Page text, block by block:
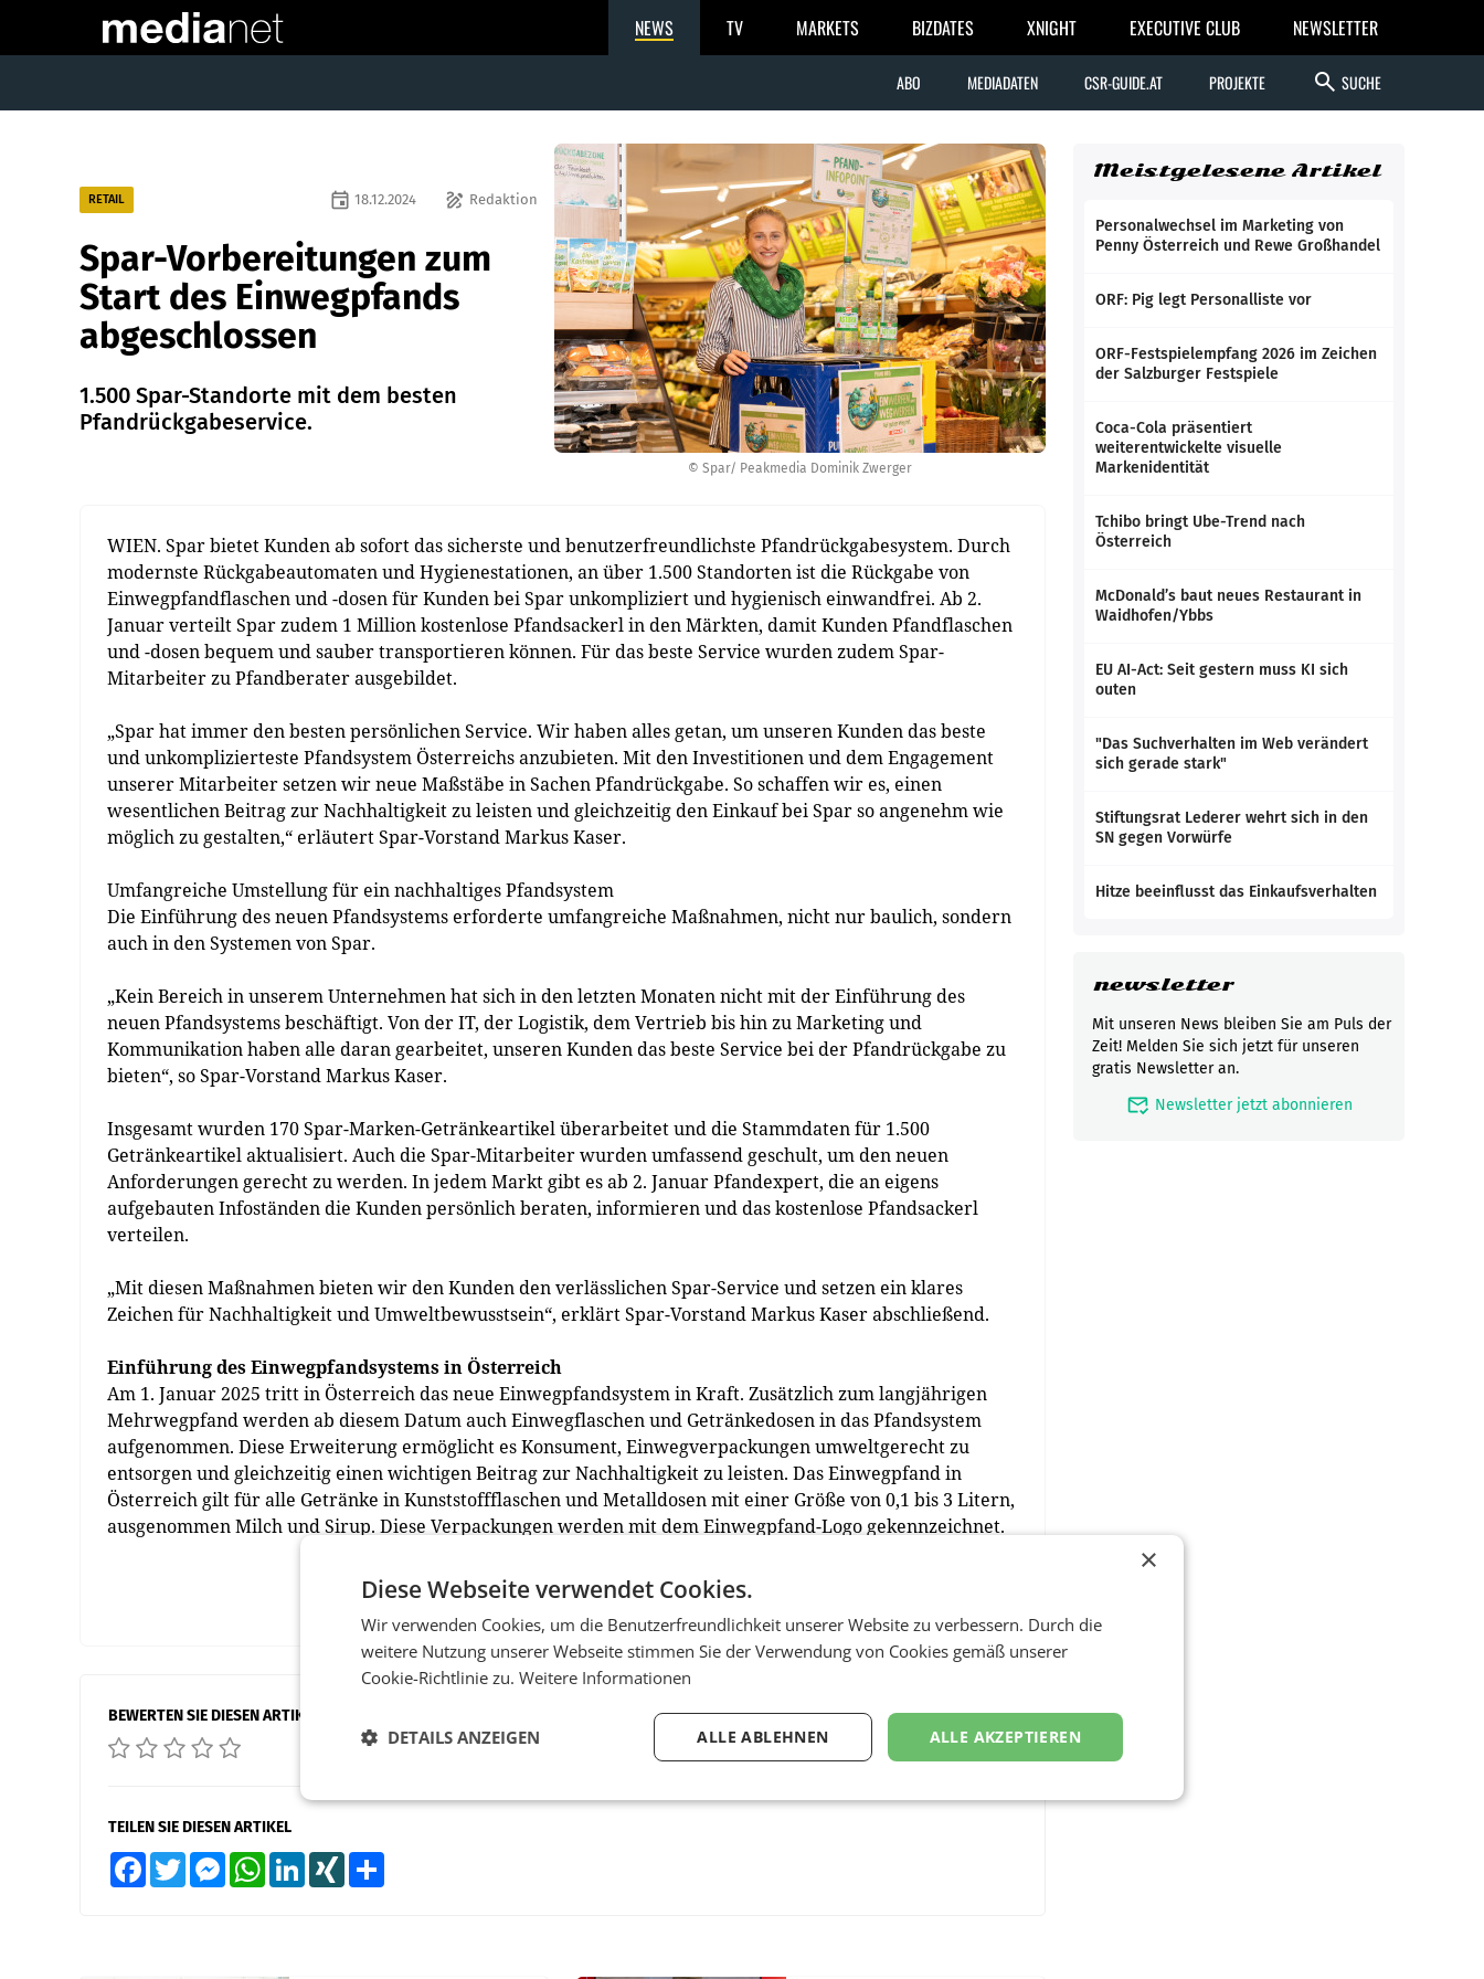
NEWS TV MARKETS BIZDATES XNIGHT EXECUTIVE CLUB NEWSLETTER
ABO MEDIADATEN CSR-GUIDE.AT PROJEKTE search SUCHE
© Spar/ Peakmedia Dominik Zwerger
RETAIL draw Redaktion
event 18.12.2024
Spar-Vorbereitungen zum
Start des Einwegpfands
abgeschlossen
1.500 Spar-Standorte mit dem besten
Pfandrückgabeservice.
WIEN. Spar bietet Kunden ab sofort das sicherste und benutzerfreundlichste Pfandrückgabesystem. Durch
modernste Rückgabeautomaten und Hygienestationen, an über 1.500 Standorten ist die Rückgabe von
Einwegpfandflaschen und -dosen für Kunden bei Spar unkompliziert und hygienisch einwandfrei. Ab 2.
Januar verteilt Spar zudem 1 Million kostenlose Pfandsackerl in den Märkten, damit Kunden Pfandflaschen
und -dosen bequem und sauber transportieren können. Für das beste Service wurden zudem Spar-
Mitarbeiter zu Pfandberater ausgebildet.
„Spar hat immer den besten persönlichen Service. Wir haben alles getan, um unseren Kunden das beste
und unkomplizierteste Pfandsystem Österreichs anzubieten. Mit den Investitionen und dem Engagement
unserer Mitarbeiter setzen wir neue Maßstäbe in Sachen Pfandrückgabe. So schaffen wir es, einen
wesentlichen Beitrag zur Nachhaltigkeit zu leisten und gleichzeitig den Einkauf bei Spar so angenehm wie
möglich zu gestalten,“ erläutert Spar-Vorstand Markus Kaser.
Umfangreiche Umstellung für ein nachhaltiges Pfandsystem
Die Einführung des neuen Pfandsystems erforderte umfangreiche Maßnahmen, nicht nur baulich, sondern
auch in den Systemen von Spar.
„Kein Bereich in unserem Unternehmen hat sich in den letzten Monaten nicht mit der Einführung des
neuen Pfandsystems beschäftigt. Von der IT, der Logistik, dem Vertrieb bis hin zu Marketing und
Kommunikation haben alle daran gearbeitet, unseren Kunden das beste Service bei der Pfandrückgabe zu
bieten“, so Spar-Vorstand Markus Kaser.
Insgesamt wurden 170 Spar-Marken-Getränkeartikel überarbeitet und die Stammdaten für 1.500
Getränkeartikel aktualisiert. Auch die Spar-Mitarbeiter wurden umfassend geschult, um den neuen
Anforderungen gerecht zu werden. In jedem Markt gibt es ab 2. Januar Pfandexpert, die an eigens
aufgebauten Infoständen die Kunden persönlich beraten, informieren und das kostenlose Pfandsackerl
verteilen.
„Mit diesen Maßnahmen bieten wir den Kunden den verlässlichen Spar-Service und setzen ein klares
Zeichen für Nachhaltigkeit und Umweltbewusstsein“, erklärt Spar-Vorstand Markus Kaser abschließend.
Einführung des Einwegpfandsystems in Österreich
Am 1. Januar 2025 tritt in Österreich das neue Einwegpfandsystem in Kraft. Zusätzlich zum langjährigen
Mehrwegpfand werden ab diesem Datum auch Einwegflaschen und Getränkedosen in das Pfandsystem
aufgenommen. Diese Erweiterung ermöglicht es Konsument, Einwegverpackungen umweltgerecht zu
entsorgen und gleichzeitig einen wichtigen Beitrag zur Nachhaltigkeit zu leisten. Das Einwegpfand in
Österreich gilt für alle Getränke in Kunststoffflaschen und Metalldosen mit einer Größe von 0,1 bis 3 Litern,
ausgenommen Milch und Sirup. Diese Verpackungen werden mit dem Einwegpfand-Logo gekennzeichnet.
BEWERTEN SIE DIESEN ARTIKEL
TEILEN SIE DIESEN ARTIKEL
FacebookTwitter MessengerWhatsAppLinkedInXING
Meistgelesene Artikel
Personalwechsel im Marketing von
Penny Österreich und Rewe Großhandel
ORF: Pig legt Personalliste vor
ORF-Festspielempfang 2026 im Zeichen
der Salzburger Festspiele
Coca-Cola präsentiert
weiterentwickelte visuelle
Markenidentität
Tchibo bringt Ube-Trend nach
Österreich
McDonald’s baut neues Restaurant in
Waidhofen/Ybbs
EU AI-Act: Seit gestern muss KI sich
outen
"Das Suchverhalten im Web verändert
sich gerade stark"
Stiftungsrat Lederer wehrt sich in den
SN gegen Vorwürfe
Hitze beeinflusst das Einkaufsverhalten
newsletter
Mit unseren News bleiben Sie am Puls der
Zeit! Melden Sie sich jetzt für unseren
gratis Newsletter an.
mark_email_read Newsletter jetzt abonnieren
×
Diese Webseite verwendet Cookies.
Wir verwenden Cookies, um die Benutzerfreundlichkeit unserer Website zu verbessern. Durch die
weitere Nutzung unserer Webseite stimmen Sie der Verwendung von Cookies gemäß unserer
Cookie-Richtlinie zu. Weitere Informationen
ALLE AKZEPTIEREN
ALLE ABLEHNEN
DETAILS ANZEIGEN